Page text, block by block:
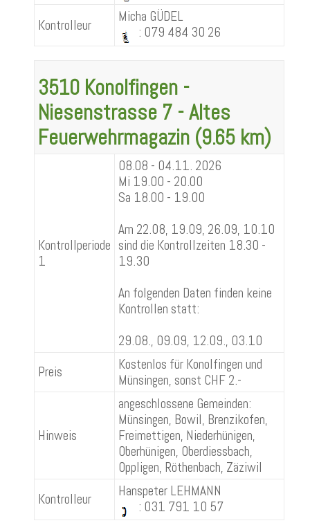
Kontrolleur
Micha GÜDEL
: 079 484 30 26
3510 Konolfingen -
Niesenstrasse 7 - Altes
Feuerwehrmagazin (9.65 km)
Kontrollperiode
1
08.08 - 04.11. 2026
Mi 19.00 - 20.00
Sa 18.00 - 19.00
Am 22.08, 19.09, 26.09, 10.10
sind die Kontrollzeiten 18.30 -
19.30
An folgenden Daten finden keine
Kontrollen statt:
29.08., 09.09, 12.09., 03.10
Preis
Kostenlos für Konolfingen und
Münsingen, sonst CHF 2.-
Hinweis
angeschlossene Gemeinden:
Münsingen, Bowil, Brenzikofen,
Freimettigen, Niederhünigen,
Oberhünigen, Oberdiessbach,
Oppligen, Röthenbach, Zäziwil
Kontrolleur
Hanspeter LEHMANN
: 031 791 10 57